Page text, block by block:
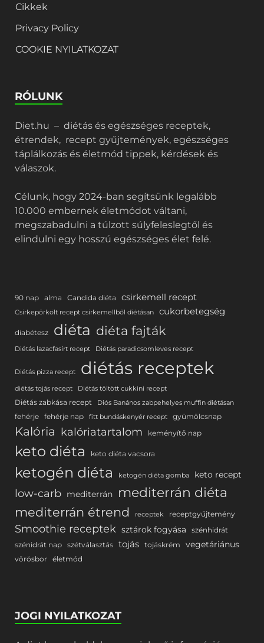
Cikkek
Privacy Policy
COOKIE NYILATKOZAT
RÓLUNK
Diet.hu – diétás és egészséges receptek,
étrendek, recept gyűjtemények, egészséges
táplálkozás és életmód tippek, kérdések és
válaszok.
Célunk, hogy 2024-ban segítsünk legalább
10.000 embernek életmódot váltani,
megszabadulni a túlzott súlyfeleslegtől és
elindulni egy hosszú egészséges élet felé.
90 nap alma Candida diéta csirkemell recept
Csirkepörkölt recept csirkemellből diétásan cukorbetegség
diabétesz diéta diéta fajták
Diétás lazacfasírt recept Diétás paradicsomleves recept
Diétás pizza recept diétás receptek
diétás tojás recept Diétás töltött cukkini recept
Diétás zabkása recept Diós Banános zabpehelyes muffin diétásan
fehérje fehérje nap fitt bundáskenyér recept gyümölcsnap
Kalória kalóriatartalom keményítő nap
keto diéta keto diéta vacsora
ketogén diéta ketogén diéta gomba keto recept
low-carb mediterrán mediterrán diéta
mediterrán étrend receptek receptgyűjtemény
Smoothie receptek sztárok fogyása
szénhidrát
szénidrát nap szétválasztás tojás tojáskrém vegetáriánus
vörösbor életmód
JOGI NYILATKOZAT